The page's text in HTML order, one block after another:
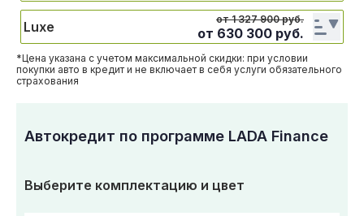
Luxe от 1 327 900 руб.
от 630 300 руб.
*Цена указана с учетом максимальной скидки: при условии
покупки авто в кредит и не включает в себя услуги обязательного
страхования
Автокредит по программе LADA Finance
Выберите комплектацию и цвет